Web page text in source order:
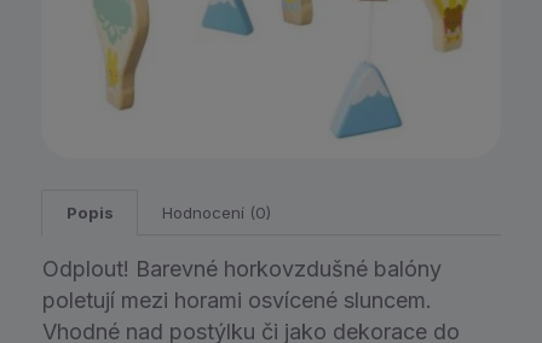
Popis Hodnocení (0)
Odplout! Barevné horkovzdušné balóny
poletují mezi horami osvícené sluncem.
Vhodné nad postýlku či jako dekorace do